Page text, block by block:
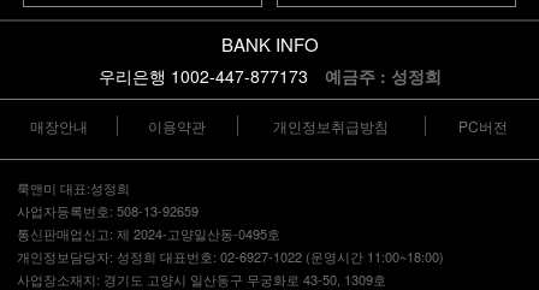
BANK INFO
우리은행 1002-447-877173 예금주 : 성정희
매장안내 이용약관 개인정보취급방침 PC버전
룩앤미 대표:성정희
사업자등록번호: 508-13-92659
통신판매업신고: 제 2024-고양일산동-0495호
개인정보담당자: 성정희 대표번호: 02-6927-1022 (운영시간 11:00~18:00)
사업장소재지: 경기도 고양시 일산동구 무궁화로 43-50, 1309호